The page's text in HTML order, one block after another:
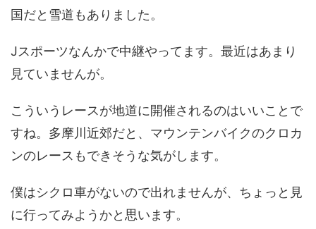
国だと雪道もありました。
Jスポーツなんかで中継やってます。最近はあまり
見ていませんが。
こういうレースが地道に開催されるのはいいことで
すね。多摩川近郊だと、マウンテンバイクのクロカ
ンのレースもできそうな気がします。
僕はシクロ車がないので出れませんが、ちょっと見
に行ってみようかと思います。